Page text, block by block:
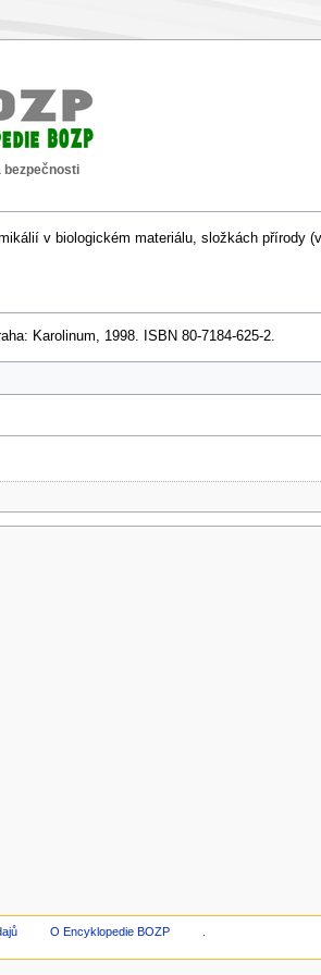
bezpečnosti
v biologickém materiálu, složkách přírody
Karolinum, 1998. ISBN 80-7184-625-2.
O Encyklopedie BOZP